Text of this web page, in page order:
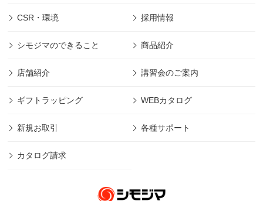
CSR・環境 採用情報
シモジマのできること 商品紹介
店舗紹介 講習会のご案内
ギフトラッピング WEBカタログ
新規お取引 各種サポート
カタログ請求